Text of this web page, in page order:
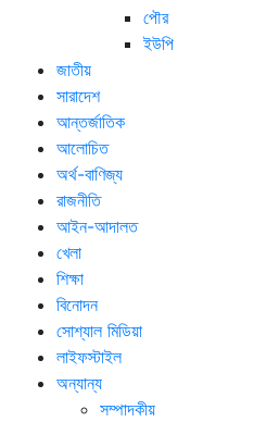
পৌর
ইউপি
জাতীয়
সারাদেশ
আন্তর্জাতিক
আলোচিত
অর্থ-বাণিজ্য
রাজনীতি
আইন-আদালত
খেলা
শিক্ষা
বিনোদন
সোশ্যাল মিডিয়া
লাইফস্টাইল
অন্যান্য
সম্পাদকীয়